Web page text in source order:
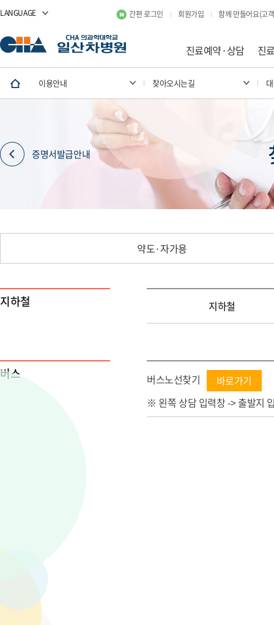
LANGUAGE 간편 로그인 회원가입 함께 만들어요(고
진료예약·상담 진
이용안내 찾아오시는길
증명서발급안내
약도·자가용
지하철 지하철
버스 버스노선찾기
바로가기
※ 왼쪽 상담 입력창 -> 출발지